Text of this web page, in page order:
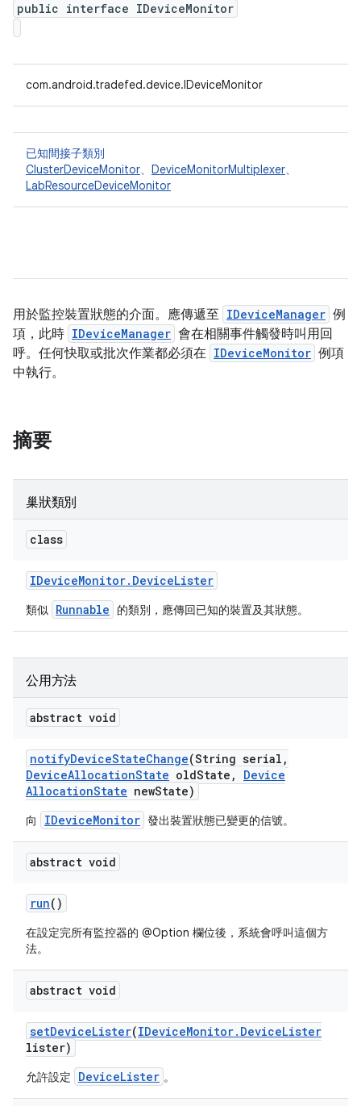
public interface IDeviceMonitor
com.android.tradefed.device.IDeviceMonitor
已知間接子類別
ClusterDeviceMonitor、 DeviceMonitorMultiplexer、
LabResourceDeviceMonitor
用於監控裝置狀態的介面。應傳遞至 IDeviceManager 例
項，此時 IDeviceManager 會在相關事件觸發時叫用回
呼。任何快取或批次作業都必須在 IDeviceMonitor 例項
中執行。
摘要
巢狀類別
class
IDeviceMonitor. DeviceLister
類似 Runnable 的類別，應傳回已知的裝置及其狀態。
公用方法
abstract void
notifyDeviceStateChange(String serial ,
DeviceAllocationState oldState ,
Device
AllocationState newState)
向 IDeviceMonitor 發出裝置狀態已變更的信號。
abstract void
run()
在設定完所有監控器的 @Option 欄位後，系統會呼叫這個方
法。
abstract void
setDeviceLister(IDeviceMonitor. DeviceLister
lister)
允許設定 DeviceLister 。